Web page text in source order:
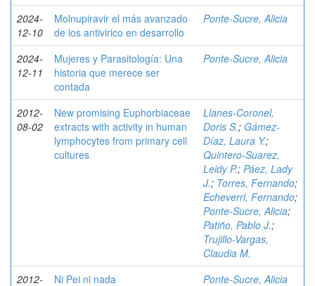
2024-
12-10
Molnupiravir el más avanzado
de los antivirico en desarrollo
Ponte-Sucre, Alicia
2024-
12-11
Mujeres y Parasitología: Una
historia que merece ser
contada
Ponte-Sucre, Alicia
2012-
08-02
New promising Euphorbiaceae
extracts with activity in human
lymphocytes from primary cell
cultures
Llanes-Coronel,
Doris S.; Gámez-
Díaz, Laura Y.;
Quintero-Suarez,
Leidy P.; Páez, Lady
J.; Torres, Fernando;
Echeverri, Fernando;
Ponte-Sucre, Alicia;
Patiño, Pablo J.;
Trujillo-Vargas,
Claudia M.
2012-
Ni Pei ni nada Ponte-Sucre, Alicia